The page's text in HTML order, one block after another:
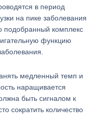
в период
на пике заболевания
подобранный комплекс
функцию
медленный темп и
наращивается
быть сигналом к
сократить количество